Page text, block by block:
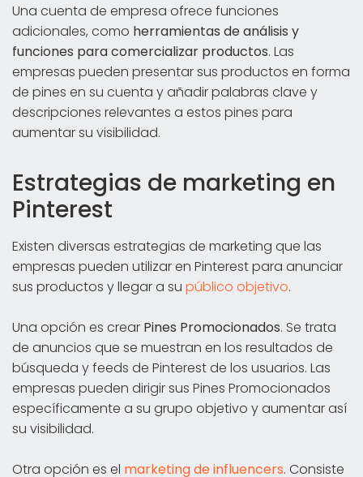
Una cuenta de empresa ofrece funciones
adicionales, como herramientas de análisis y
funciones para comercializar productos. Las
empresas pueden presentar sus productos en forma
de pines en su cuenta y añadir palabras clave y
descripciones relevantes a estos pines para
aumentar su visibilidad.
Estrategias de marketing en
Pinterest
Existen diversas estrategias de marketing que las
empresas pueden utilizar en Pinterest para anunciar
sus productos y llegar a su público objetivo.
Una opción es crear Pines Promocionados. Se trata
de anuncios que se muestran en los resultados de
búsqueda y feeds de Pinterest de los usuarios. Las
empresas pueden dirigir sus Pines Promocionados
específicamente a su grupo objetivo y aumentar así
su visibilidad.
Otra opción es el marketing de influencers. Consiste